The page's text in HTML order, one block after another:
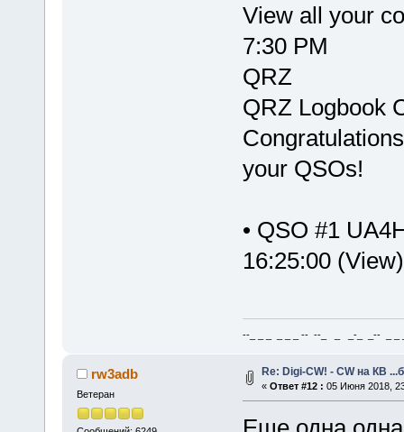
View all your
7:30 PM
QRZ
QRZ Logbook
your QSOs!
• QSO #1
16:25:00 (View)
--_ _ _ _ _ _ -- --_ _ _-_ _-- _ _
rw3adb
Ветеран
Re: Digi-CW! - CW на КВ
« Ответ #12 : 05 Июня 2018,